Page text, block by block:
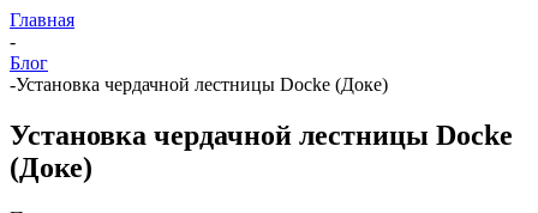
Главная
-
Блог
-Установка чердачной лестницы Docke (Доке)
Установка чердачной лестницы Docke
(Доке)